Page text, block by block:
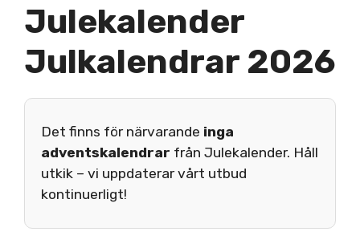
Julekalender
Julkalendrar 2026
Det finns för närvarande inga
adventskalendrar från Julekalender. Håll
utkik – vi uppdaterar vårt utbud
kontinuerligt!